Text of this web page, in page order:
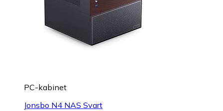
PC-kabinet
Jonsbo N4 NAS Svart